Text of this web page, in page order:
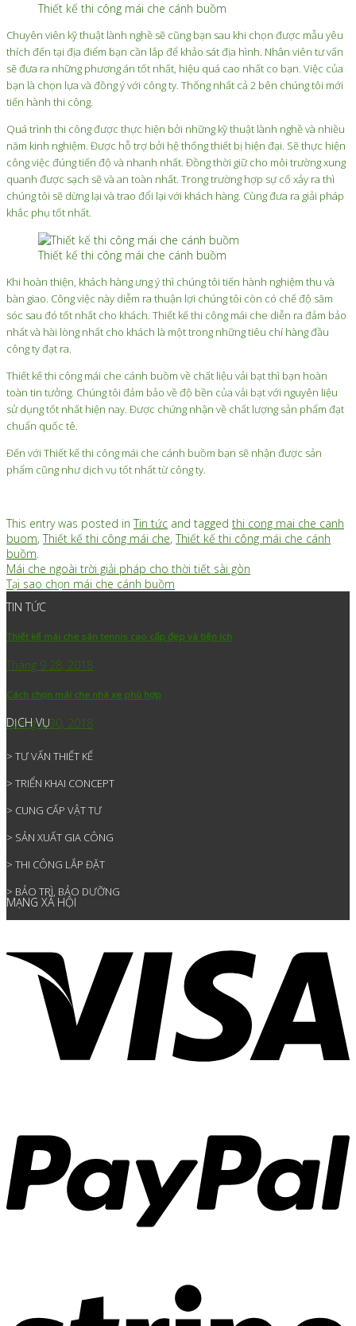
Thiết kế thi công mái che cánh buồm
Chuyên viên kỹ thuật lành nghề sẽ cũng bạn sau khi chọn được mẫu yêu
thích đến tại địa điểm bạn cần lắp để khảo sát địa hình. Nhân viên tư vấn
sẽ đưa ra những phương án tốt nhất, hiệu quá cao nhất co bạn. Việc của
bạn là chọn lựa và đồng ý với công ty. Thống nhất cả 2 bên chúng tôi mới
tiến hành thi công.
Quá trình thi công được thực hiện bởi những kỹ thuật lành nghề và nhiều
năm kinh nghiệm. Được hỗ trợ bởi hệ thống thiết bị hiện đại. Sẽ thực hiện
công việc đúng tiến độ và nhanh nhất. Đồng thời giữ cho môi trường xung
quanh được sạch sẽ và an toàn nhất. Trong trường hợp sự cố xảy ra thì
chúng tôi sẽ dừng lại và trao đổi lại với khách hàng. Cùng đưa ra giải pháp
khắc phụ tốt nhất.
Thiết kế thi công mái che cánh buồm
Khi hoàn thiện, khách hàng ưng ý thì chúng tôi tiến hành nghiệm thu và
bàn giao. Công việc này diễm ra thuận lợi chúng tôi còn có chế độ săm
sóc sau đó tốt nhất cho khách. Thiết kế thi công mái che diễn ra đảm bảo
nhất và hài lòng nhất cho khách là một trong những tiêu chí hàng đầu
công ty đạt ra.
Thiết kế thi công mái che cánh buồm về chất liệu vải bạt thì bạn hoàn
toàn tin tưởng. Chúng tôi đảm bảo về độ bền của vải bạt với nguyên liệu
sử dụng tốt nhất hiện nay. Được chứng nhận về chất lượng sản phẩm đạt
chuẩn quốc tê.
Đến với Thiết kế thi công mái che cánh buồm bạn sẽ nhận được sản
phẩm cũng như dịch vụ tốt nhất từ công ty.
This entry was posted inTin tức and tagged thi cong mai che canh
buom,Thiết kế thi công mái che,Thiết kế thi công mái che cánh
buồm.
Mái che ngoài trời giải pháp cho thời tiết sài gòn
Tại sao chọn mái che cánh buồm
TIN TỨC
Thiết kế mái che sân tennis cao cấp đẹp và tiện ích
Tháng 9 28, 2018
Cách chọn mái che nhà xe phù hợp
Tháng 8 30, 2018
DỊCH VỤ
> TƯ VẤN THIẾT KẾ
> TRIỂN KHAI CONCEPT
> CUNG CẤP VẬT TƯ
> SẢN XUẤT GIA CÔNG
> THI CÔNG LẮP ĐẶT
> BẢO TRÌ, BẢO DƯỠNG
MẠNG XÃ HỘI